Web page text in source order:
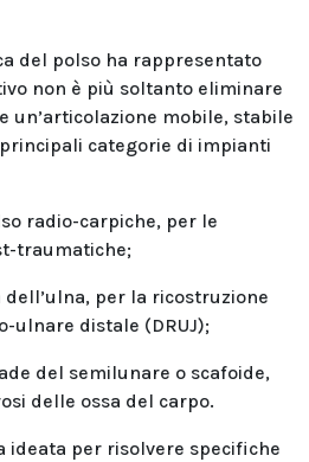
del polso ha rappresentato
non è più soltanto eliminare
un’articolazione mobile, stabile
categorie di impianti
radio-carpiche, per le
traumatiche;
per la ricostruzione
ulnare distale (DRUJ);
del semilunare o scafoide,
delle ossa del carpo.
ideata per risolvere specifiche